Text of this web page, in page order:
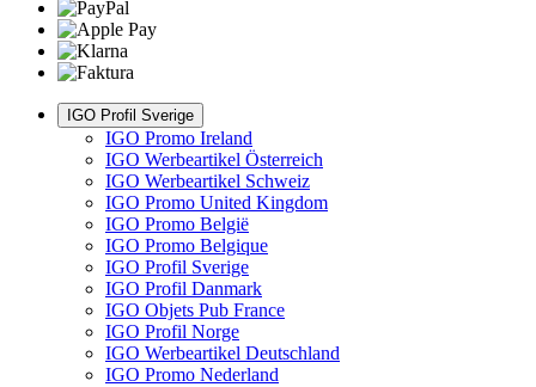
IGO Profil Sverige
IGO Promo Ireland
IGO Werbeartikel Österreich
IGO Werbeartikel Schweiz
IGO Promo United Kingdom
IGO Promo België
IGO Promo Belgique
IGO Profil Sverige
IGO Profil Danmark
IGO Objets Pub France
IGO Profil Norge
IGO Werbeartikel Deutschland
IGO Promo Nederland